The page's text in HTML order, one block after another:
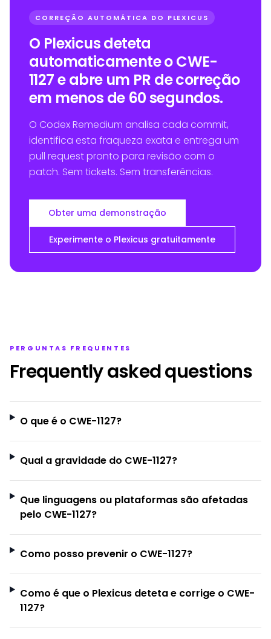
CORREÇÃO AUTOMÁTICA DO PLEXICUS
O Plexicus deteta
automaticamente o CWE-
1127 e abre um PR de correção
em menos de 60 segundos.
O Codex Remedium analisa cada commit,
identifica esta fraqueza exata e entrega um
pull request pronto para revisão com o
patch. Sem tickets. Sem transferências.
Obter uma demonstração
Experimente o Plexicus gratuitamente
PERGUNTAS FREQUENTES
Frequently asked questions
O que é o CWE-1127?
Qual a gravidade do CWE-1127?
Que linguagens ou plataformas são afetadas
pelo CWE-1127?
Como posso prevenir o CWE-1127?
Como é que o Plexicus deteta e corrige o CWE-
1127?